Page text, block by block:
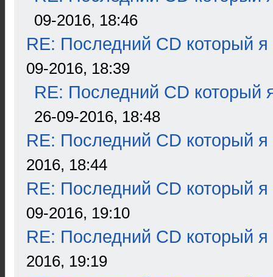
09-2016, 18:46
RE: Последний CD который я
09-2016, 18:39
RE: Последний CD который
26-09-2016, 18:48
RE: Последний CD который я
2016, 18:44
RE: Последний CD который я
09-2016, 19:10
RE: Последний CD который я
2016, 19:19